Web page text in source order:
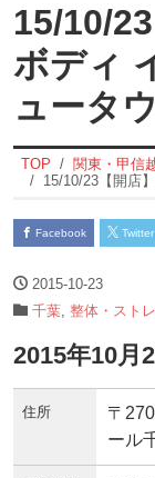
15/10/
ボディ
ュータ
TOP 関東・甲信
15/10/23【開店】
Facebook Twitter
2015-10-23
千葉 整体・スト
2015年10月
住所
〒
ール